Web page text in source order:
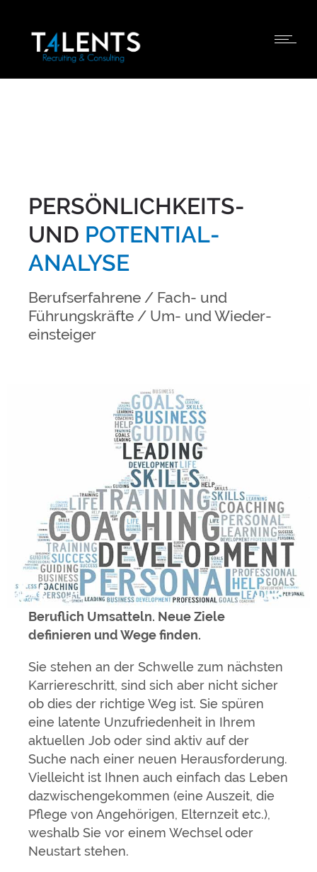
PERSÖNLICH­KEITS-
UND POTENTIAL­
ANALYSE
Berufs­erfahrene / Fach- und
Führungs­kräfte / Um- und Wieder­
einsteiger
Beruflich Umsatteln. Neue Ziele
definieren und Wege finden.
Sie stehen an der Schwelle zum nächsten
Karriereschritt, sind sich aber nicht sicher
ob dies der richtige Weg ist. Sie spüren
eine latente Unzufriedenheit in Ihrem
aktuellen Job oder sind aktiv auf der
Suche nach einer neuen Herausforderung.
Vielleicht ist Ihnen auch einfach das Leben
dazwischengekommen (eine Auszeit, die
Pflege von Angehörigen, Elternzeit etc.),
weshalb Sie vor einem Wechsel oder
Neustart stehen.